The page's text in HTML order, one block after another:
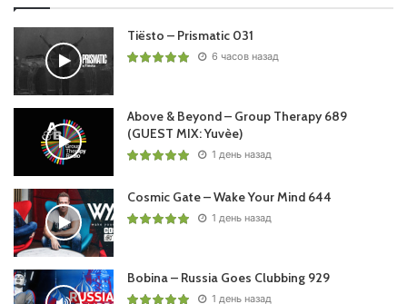
Tiësto – Prismatic 031
6 часов назад
Above & Beyond – Group Therapy 689
(GUEST MIX: Yuvèe)
1 день назад
Cosmic Gate – Wake Your Mind 644
1 день назад
Bobina – Russia Goes Clubbing 929
1 день назад